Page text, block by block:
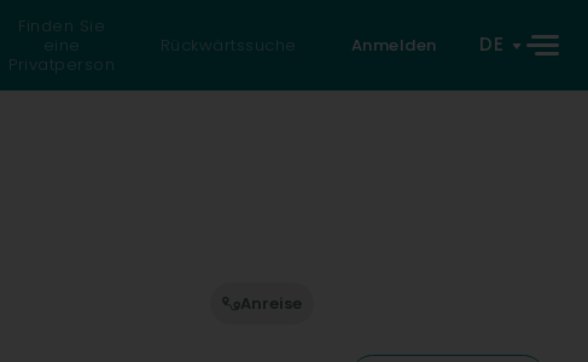
Finden Sie
eine
Privatperson
Rückwärtssuche Anmelden DE
Anreise